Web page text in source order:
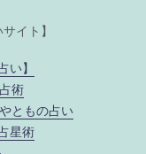
イト】
い】
術
ともの占い
星術